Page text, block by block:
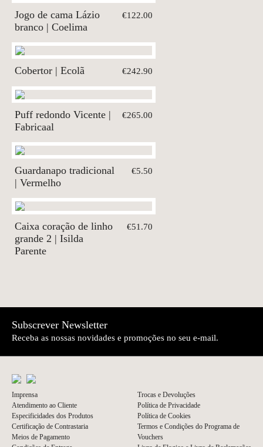
Jogo de cama Lázio
branco | Coelima
€122.00
Cobertor | Ecolã €242.90
Puff redondo Vicente |
Fabricaal
€265.00
Guardanapo tradicional
| Vermelho
€5.50
Caixa coração de linho
grande 2 | Isilda
Parente
€51.70
Subscrever Newsletter
Receba as nossas novidades e promoções no seu e-mail.
Imprensa
Atendimento ao Cliente
Especificidades dos Produtos
Certificação de Contrastaria
Meios de Pagamento
Trocas e Devoluções
Política de Privacidade
Política de Cookies
Termos e Condições do Programa de
Vouchers